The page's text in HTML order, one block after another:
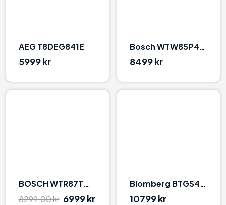
AEG T8DEG841E
5999 kr
Bosch WTW85P49SN Hvid
8499 kr
BOSCH WTR87TW0SN
8299.00 kr 6999 kr
Blomberg BTGS483W2 Hvid
10799 kr